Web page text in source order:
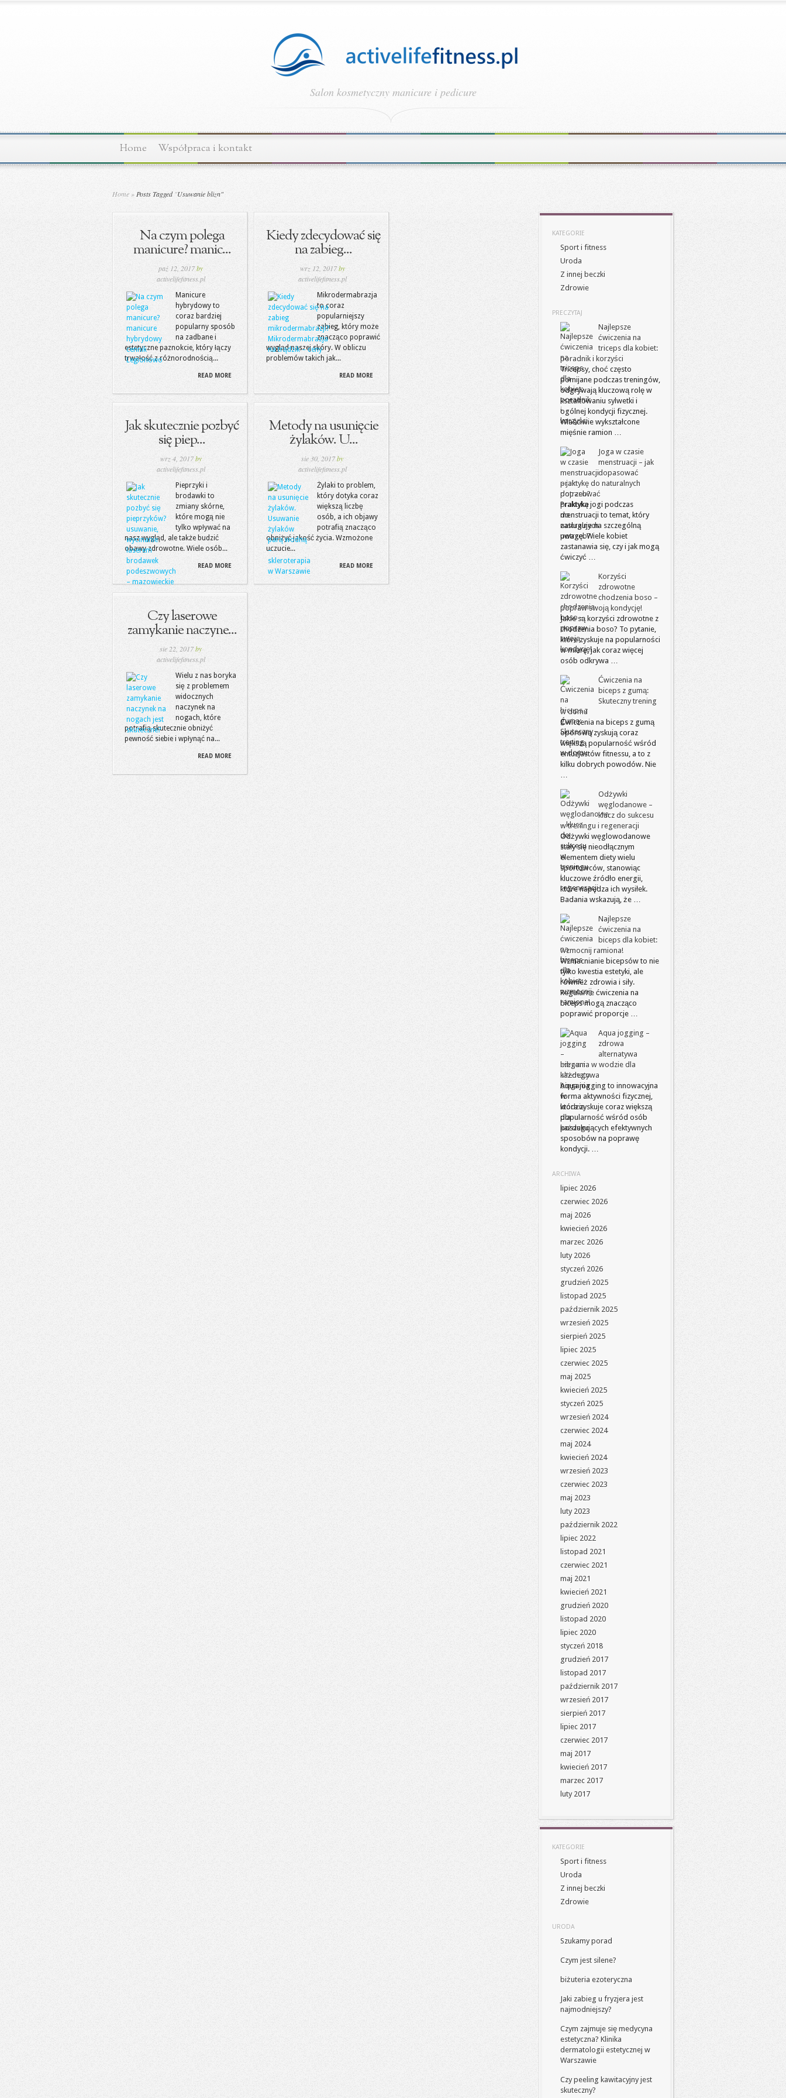
Salon kosmetyczny manicure i pedicure
Home Współpraca i kontakt
Home » Posts Tagged "Usuwanie blizn"
Na czym polega
manicure? manic...
paź 12, 2017by
activelifefitness.pl
Manicure
hybrydowy to
coraz bardziej
popularny sposób
na zadbane i
estetyczne paznokcie, który łączy
trwałość z różnorodnością...
READ MORE
Kiedy zdecydować się
na zabieg...
wrz 12, 2017by
activelifefitness.pl
Mikrodermabrazja
to coraz
popularniejszy
zabieg, który może
znacząco poprawić
wygląd naszej skóry. W obliczu
problemów takich jak...
READ MORE
Jak skutecznie pozbyć
się piep...
wrz 4, 2017by
activelifefitness.pl
Pieprzyki i
brodawki to
zmiany skórne,
które mogą nie
tylko wpływać na
nasz wygląd, ale także budzić
obawy zdrowotne. Wiele osób...
READ MORE
Metody na usunięcie
żylaków. U...
sie 30, 2017by
activelifefitness.pl
Żylaki to problem,
który dotyka coraz
większą liczbę
osób, a ich objawy
potrafią znacząco
obniżyć jakość życia. Wzmożone
uczucie...
READ MORE
Czy laserowe
zamykanie naczyne...
sie 22, 2017by
activelifefitness.pl
Wielu z nas boryka
się z problemem
widocznych
naczynek na
nogach, które
potrafią skutecznie obniżyć
pewność siebie i wpłynąć na...
READ MORE
KATEGORIE
Sport i fitness
Uroda
Z innej beczki
Zdrowie
PRECZYTAJ
Najlepsze
ćwiczenia na
triceps dla kobiet:
poradnik i korzyści
Tricepsy, choć często
pomijane podczas treningów,
odgrywają kluczową rolę w
kształtowaniu sylwetki i
ogólnej kondycji fizycznej.
Właściwie wykształcone
mięśnie ramion …
Joga w czasie
menstruacji – jak
dopasować
praktykę do naturalnych
potrzeb?
Praktyka jogi podczas
menstruacji to temat, który
zasługuje na szczególną
uwagę. Wiele kobiet
zastanawia się, czy i jak mogą
ćwiczyć …
Korzyści
zdrowotne
chodzenia boso –
popraw swoją kondycję!
Jakie są korzyści zdrowotne z
chodzenia boso? To pytanie,
które zyskuje na popularności
w miarę, jak coraz więcej
osób odkrywa …
Ćwiczenia na
biceps z gumą:
Skuteczny trening
w domu
Ćwiczenia na biceps z gumą
oporową zyskują coraz
większą popularność wśród
entuzjastów fitnessu, a to z
kilku dobrych powodów. Nie
…
Odżywki
węglodanowe –
klucz do sukcesu
w treningu i regeneracji
Odżywki węglowodanowe
stały się nieodłącznym
elementem diety wielu
sportowców, stanowiąc
kluczowe źródło energii,
które napędza ich wysiłek.
Badania wskazują, że …
Najlepsze
ćwiczenia na
biceps dla kobiet:
wzmocnij ramiona!
Wzmacnianie bicepsów to nie
tylko kwestia estetyki, ale
również zdrowia i siły.
Regularne ćwiczenia na
biceps mogą znacząco
poprawić proporcje …
Aqua jogging –
zdrowa
alternatywa
biegania w wodzie dla
każdego
Aqua jogging to innowacyjna
forma aktywności fizycznej,
która zyskuje coraz większą
popularność wśród osób
poszukujących efektywnych
sposobów na poprawę
kondycji. …
ARCHIWA
lipiec 2026
czerwiec 2026
maj 2026
kwiecień 2026
marzec 2026
luty 2026
styczeń 2026
grudzień 2025
listopad 2025
październik 2025
wrzesień 2025
sierpień 2025
lipiec 2025
czerwiec 2025
maj 2025
kwiecień 2025
styczeń 2025
wrzesień 2024
czerwiec 2024
maj 2024
kwiecień 2024
wrzesień 2023
czerwiec 2023
maj 2023
luty 2023
październik 2022
lipiec 2022
listopad 2021
czerwiec 2021
maj 2021
kwiecień 2021
grudzień 2020
listopad 2020
lipiec 2020
styczeń 2018
grudzień 2017
listopad 2017
październik 2017
wrzesień 2017
sierpień 2017
lipiec 2017
czerwiec 2017
maj 2017
kwiecień 2017
marzec 2017
luty 2017
KATEGORIE
Sport i fitness
Uroda
Z innej beczki
Zdrowie
URODA
Szukamy porad
Czym jest silene?
biżuteria ezoteryczna
Jaki zabieg u fryzjera jest
najmodniejszy?
Czym zajmuje się medycyna
estetyczna? Klinika
dermatologii estetycznej w
Warszawie
Czy peeling kawitacyjny jest
skuteczny?